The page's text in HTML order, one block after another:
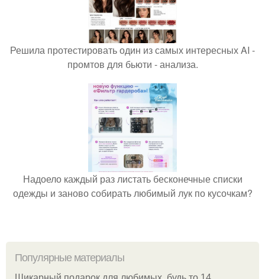
Решила протестировать один из самых интересных AI -
промтов для бьюти - анализа.
Надоело каждый раз листать бесконечные списки
одежды и заново собирать любимый лук по кусочкам?
Популярные материалы